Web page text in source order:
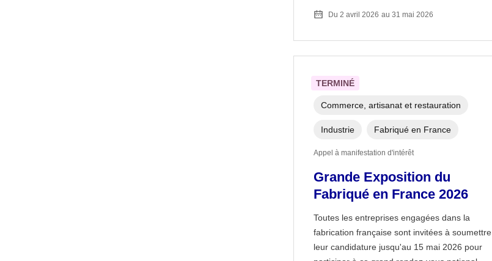
Du 2 avril 2026 au 31 mai 2026
Grande Exposition du
Fabriqué en France 2026
Toutes les entreprises engagées dans la
fabrication française sont invitées à soumettre
leur candidature jusqu'au 15 mai 2026 pour
TERMINÉ
Commerce, artisanat et restauration
Industrie Fabriqué en France
Appel à manifestation d'intérêt